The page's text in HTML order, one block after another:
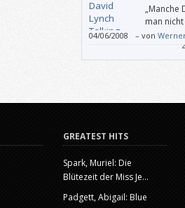
„Manche
man
wenn es
man nicht begreifen
auf.“
04/06/2008 – von
GREATEST HITS
Spark, Muriel: Die
Blütezeit der Miss Je...
Padgett, Abigail: Blue